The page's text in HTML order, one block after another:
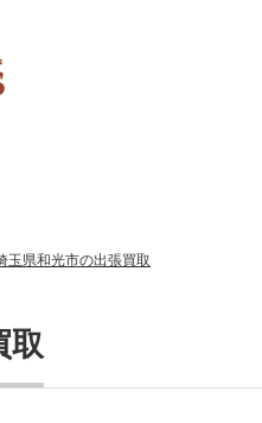
玉県和光市の出張買取
取